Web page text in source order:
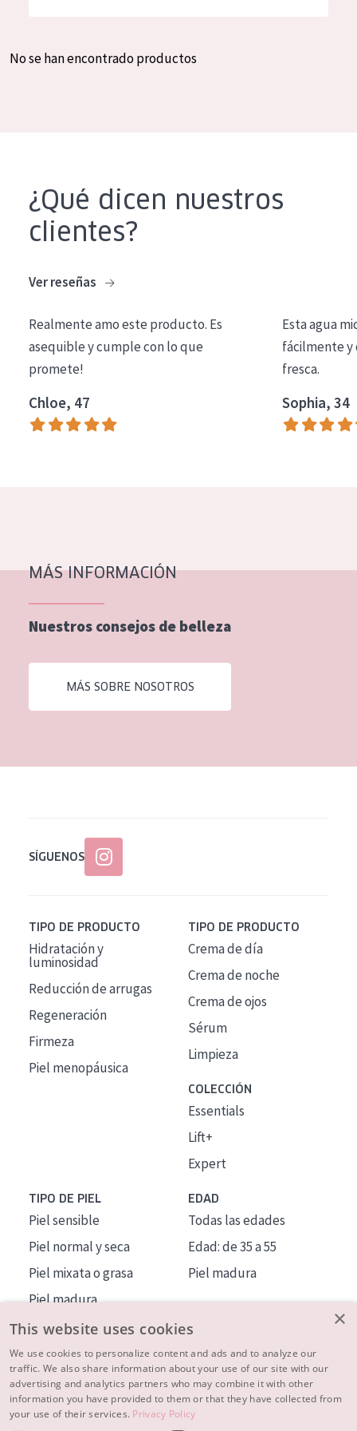
Crema de día
Crema de noche
Limpieza
COLECCIÓN
Essentials
Lift+
Piel normal y seca
Piel mixata o grasa
Piel madura
Piel expuesta al sol
Piel menopáusica
Todas las edades
Spanish
No se han encontrado productos
¿Qué dicen nuestros
clientes?
Ver reseñas
Realmente amo este producto. Es
asequible y cumple con lo que
promete!
Chloe, 47
Esta agua
fácilmente y
fresca.
Sophia, 34
MÁS INFORMACIÓN
Nuestros consejos de belleza
MÁS SOBRE NOSOTROS
SÍGUENOS
TIPO DE PRODUCTO
Hidratación y
luminosidad
Reducción de arrugas
Regeneración
Firmeza
Piel menopáusica
TIPO DE PRODUCTO
Crema de día
Crema de noche
Crema de ojos
Sérum
Limpieza
COLECCIÓN
Essentials
Lift+
Expert
TIPO DE PIEL
Piel sensible
Piel normal y seca
Piel mixata o grasa
Piel madura
Piel expuesta al sol
Piel menopáusica
EDAD
Todas las edades
Edad: de 35 a 55
Piel madura
MÁS SOBRE NOSOTROS
INSPIRACIÓN
×
This website uses cookies
We use cookies to personalize content and ads and to analyze our
traffic. We also share information about your use of our site with our
advertising and analytics partners who may combine it with other
information you have provided to them or that they have collected from
your use of their services. Privacy Policy